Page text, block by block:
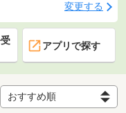
変更する
アプリで探す